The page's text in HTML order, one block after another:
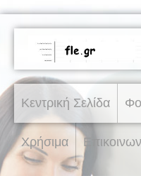
Κεντρική Σελίδα
Χρήσιμα